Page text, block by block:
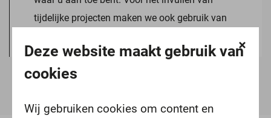
tijdelijke projecten maken we ook gebruik van
Deze website maakt gebruik van
cookies
Wij gebruiken cookies om content en